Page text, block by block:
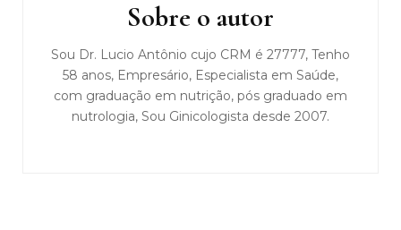
Sobre o autor
Sou Dr. Lucio Antônio cujo CRM é 27777, Tenho
58 anos, Empresário, Especialista em Saúde,
com graduação em nutrição, pós graduado em
nutrologia, Sou Ginicologista desde 2007.